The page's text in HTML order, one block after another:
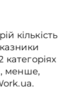
кількість
категоріях
менше,